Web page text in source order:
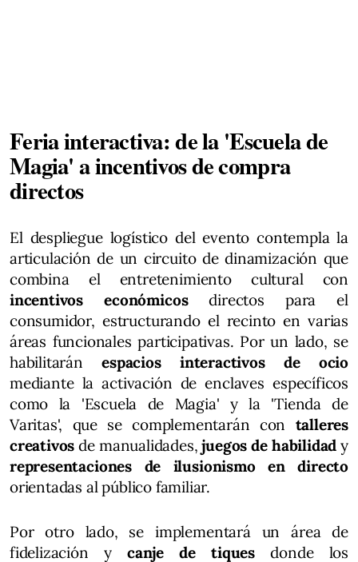
Feria interactiva: de la 'Escuela de
Magia' a incentivos de compra
directos
El despliegue logístico del evento contempla la
articulación de un circuito de dinamización que
combina el entretenimiento cultural con
incentivos económicosdirectos para el
consumidor, estructurando el recinto en varias
áreas funcionales participativas. Por un lado, se
habilitaránespacios interactivos de ocio
mediante la activación de enclaves específicos
como la 'Escuela de Magia' y la 'Tienda de
Varitas', que se complementarán con talleres
creativos de manualidades,juegos de habilidady
representaciones de ilusionismo en directo
orientadas al público familiar.
Por otro lado, se implementará un área de
fidelización ycanje de tiques donde los